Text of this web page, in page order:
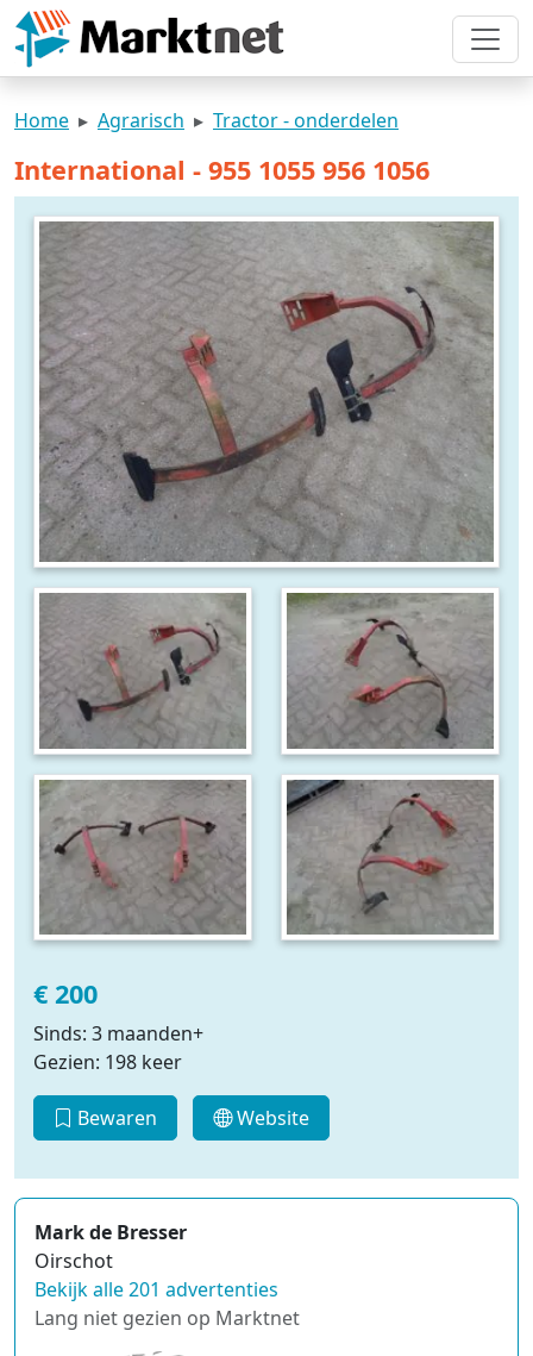
Home Agrarisch Tractor - onderdelen
International - 955 1055 956 1056
€ 200
Sinds: 3 maanden+
Gezien: 198 keer
Bewaren Website
Mark de Bresser
Oirschot
Bekijk alle 201 advertenties
Lang niet gezien op Marktnet